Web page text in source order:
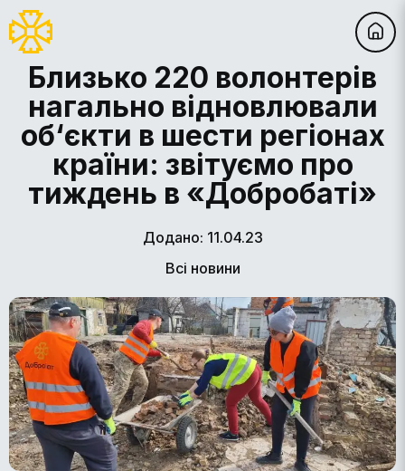
Близько 220 волонтерів
нагально відновлювали
об‘єкти в шести регіонах
країни: звітуємо про
тиждень в «Добробаті»
Додано: 11.04.23
Всі новини